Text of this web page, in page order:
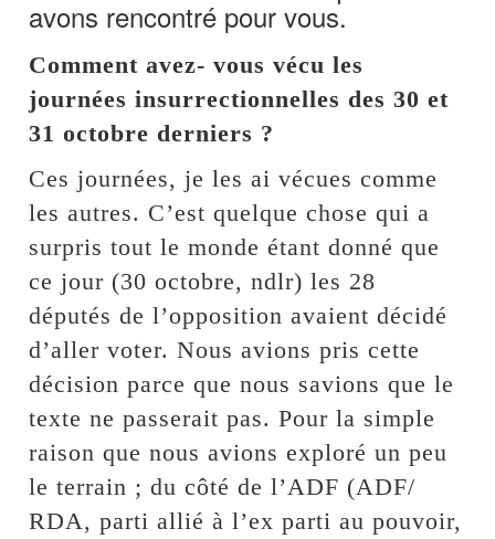
avons rencontré pour vous.
Comment avez- vous vécu les
journées insurrectionnelles des 30 et
31 octobre derniers ?
Ces journées, je les ai vécues comme
les autres. C’est quelque chose qui a
surpris tout le monde étant donné que
ce jour (30 octobre, ndlr) les 28
députés de l’opposition avaient décidé
d’aller voter. Nous avions pris cette
décision parce que nous savions que le
texte ne passerait pas. Pour la simple
raison que nous avions exploré un peu
le terrain ; du côté de l’ADF (ADF/
RDA, parti allié à l’ex parti au pouvoir,